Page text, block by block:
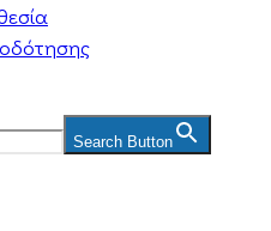
Search Button